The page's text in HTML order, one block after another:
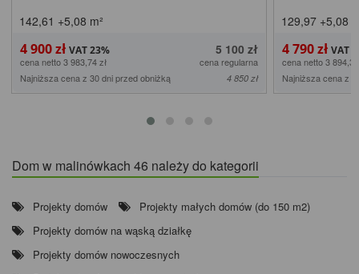
142,61 +5,08 m²
4 900 zł 5 100 zł
cena netto 3 983,74 zł
cena regularna
Najniższa cena z 30 dni przed obniżką
4 850 zł
129,97 +5,08
4 790 zł
cena netto 3
Najniższa cena z
Dom w malinówkach 46 należy do kategorii
Projekty domów
Projekty małych domów (do 150 m2)
Projekty domów na wąską działkę
Projekty domów nowoczesnych